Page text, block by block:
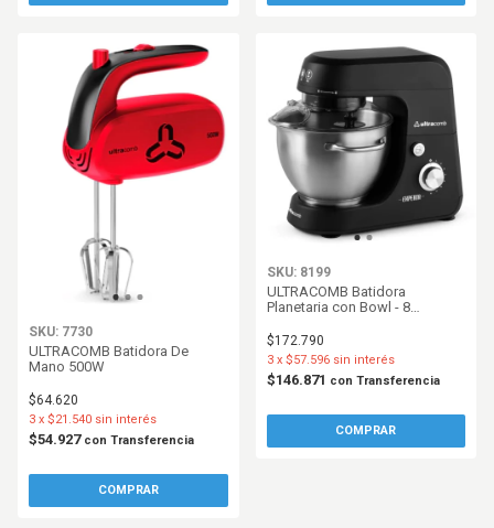
SKU: 7730
ULTRACOMB Batidora De
Mano 500W
$64.620
$54.927 con Transferencia
3 x $21.540 sin interés
SKU: 8199
ULTRACOMB Batidora
Planetaria con Bowl - 8
$172.790
$146.871 con Transferencia
3 x $57.596 sin interés